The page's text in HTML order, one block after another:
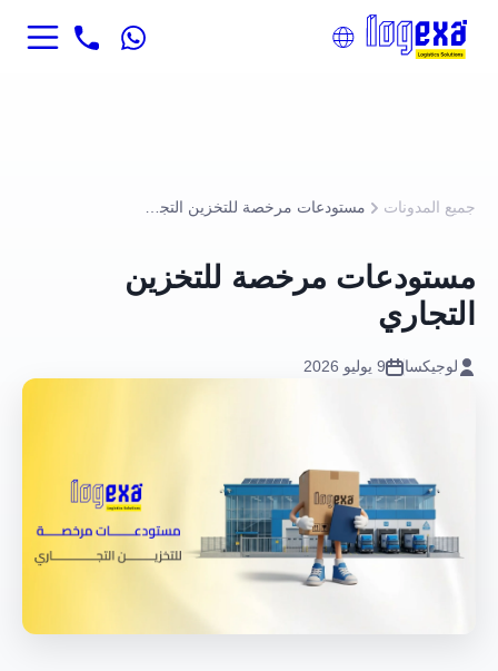
جميع المدونات
مستودعات مرخصة للتخزين
التجاري
لوجيكسا 9 يوليو 2026